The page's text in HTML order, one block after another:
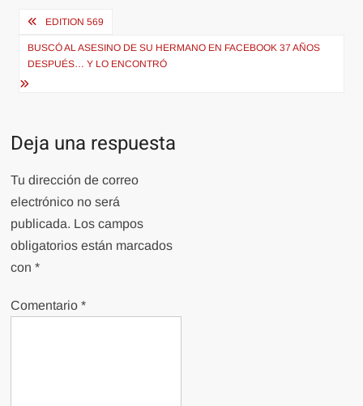
Navegación
de
entradas
EDITION 569
BUSCÓ AL ASESINO DE SU HERMANO EN FACEBOOK 37 AÑOS
DESPUÉS… Y LO ENCONTRÓ
Deja una respuesta
Tu dirección de correo
electrónico no será
publicada. Los campos
obligatorios están marcados
con*
Comentario*